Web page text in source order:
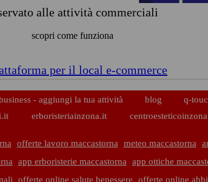
alle attività commerciali
scopri come funziona
per il local e-commerce
- aggiungi la tua attività blog
q-
erboristeriainzona.it
offerte lavoro maccastorna meteo maccastorna
app erboristerie maccastorna
app ottiche
offerte online salute benessere offerte online